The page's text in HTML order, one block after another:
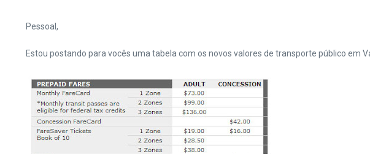
Pessoal,
Estou postando para vocês uma tabela com os novos valores de transporte público